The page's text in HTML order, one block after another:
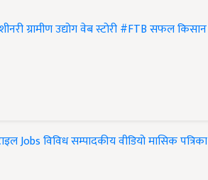
ग्रामीण उद्योगवेब स्टोरी#FTBसफल किसान
Jobsविविधसम्पादकीयवीडियोमासिक पत्रिका